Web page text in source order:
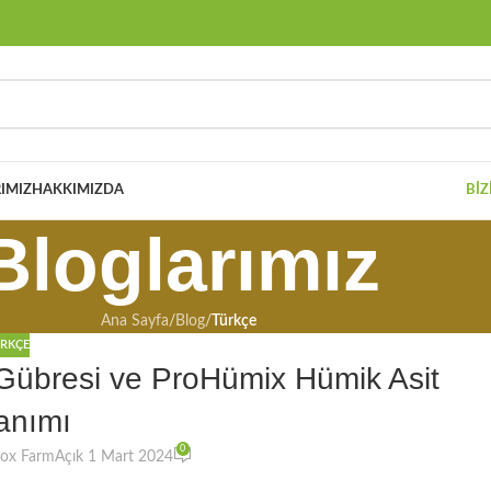
HAKKIMIZDA
Ana Sayfa/ Blog/ Türkçe
ve ProHümix Hümik Asit
FarmAçık 1 Mart 2024
0